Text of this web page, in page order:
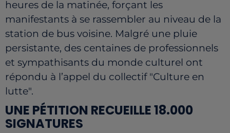
heures de la matinée, forçant les
manifestants à se rassembler au niveau de la
station de bus voisine. Malgré une pluie
persistante, des centaines de professionnels
et sympathisants du monde culturel ont
répondu à l’appel du collectif "Culture en
lutte".
UNE PÉTITION RECUEILLE 18.000
SIGNATURES